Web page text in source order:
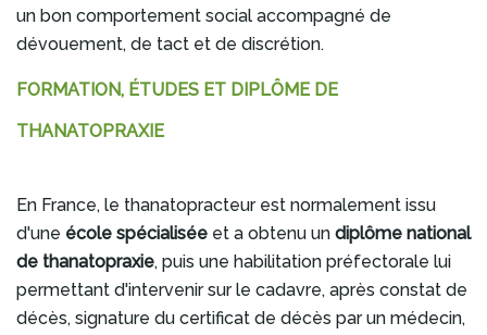
un bon comportement social accompagné de
dévouement, de tact et de discrétion.
FORMATION, ÉTUDES ET DIPLÔME DE
THANATOPRAXIE
En France, le thanatopracteur est normalement issu
d'une école spécialisée et a obtenu un diplôme national
de thanatopraxie, puis une habilitation préfectorale lui
permettant d'intervenir sur le cadavre, après constat de
décès, signature du certificat de décès par un médecin,